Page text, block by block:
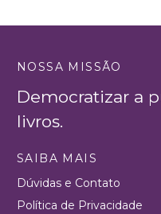
NOSSA MISSÃO
Democratizar a
livros.
SAIBA MAIS
Dúvidas e Contato
Política de Privacidade